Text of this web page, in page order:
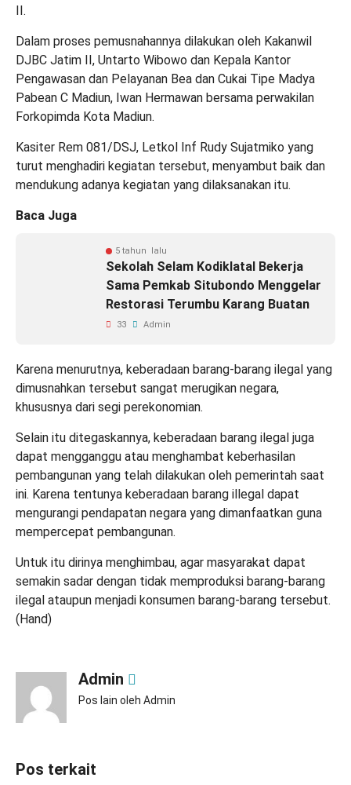
II.
Dalam proses pemusnahannya dilakukan oleh Kakanwil
DJBC Jatim II, Untarto Wibowo dan Kepala Kantor
Pengawasan dan Pelayanan Bea dan Cukai Tipe Madya
Pabean C Madiun, Iwan Hermawan bersama perwakilan
Forkopimda Kota Madiun.
Kasiter Rem 081/DSJ, Letkol Inf Rudy Sujatmiko yang
turut menghadiri kegiatan tersebut, menyambut baik dan
mendukung adanya kegiatan yang dilaksanakan itu.
Baca Juga
5 tahun lalu
Sekolah Selam Kodiklatal Bekerja
Sama Pemkab Situbondo Menggelar
Restorasi Terumbu Karang Buatan
33 Admin
Karena menurutnya, keberadaan barang-barang ilegal yang
dimusnahkan tersebut sangat merugikan negara,
khususnya dari segi perekonomian.
Selain itu ditegaskannya, keberadaan barang ilegal juga
dapat mengganggu atau menghambat keberhasilan
pembangunan yang telah dilakukan oleh pemerintah saat
ini. Karena tentunya keberadaan barang illegal dapat
mengurangi pendapatan negara yang dimanfaatkan guna
mempercepat pembangunan.
Untuk itu dirinya menghimbau, agar masyarakat dapat
semakin sadar dengan tidak memproduksi barang-barang
ilegal ataupun menjadi konsumen barang-barang tersebut.
(Hand)
Admin
Pos lain oleh Admin
Pos terkait